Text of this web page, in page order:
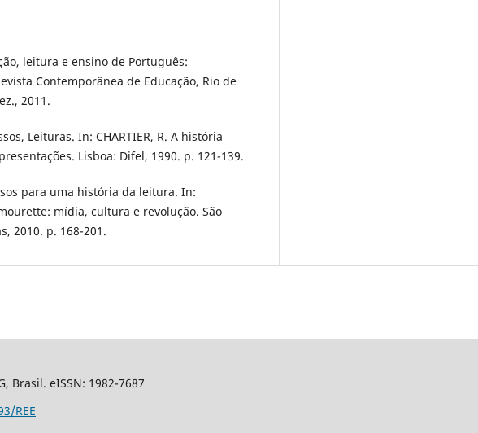
leitura e ensino de Português:
Contemporânea de Educação, Rio de
2011.
Leituras. In: CHARTIER, R. A história
Lisboa: Difel, 1990. p. 121-139.
para uma história da leitura. In:
mídia, cultura e revolução. São
2010. p. 168-201.
Brasil. eISSN: 1982-7687
REE